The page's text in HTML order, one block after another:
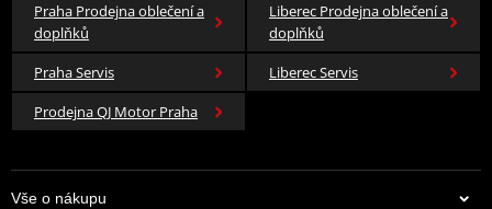
Praha Prodejna oblečení a
doplňků
Liberec Prodejna oblečení a
doplňků
Praha Servis
Liberec Servis
Prodejna QJ Motor Praha
Vše o nákupu